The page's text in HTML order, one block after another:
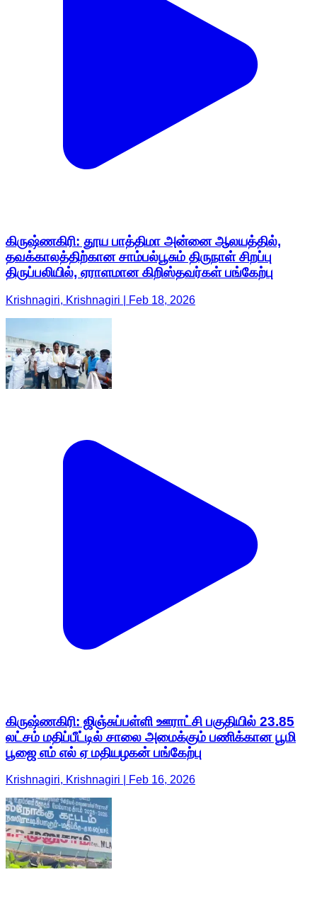
கிருஷ்ணகிரி: தூய பாத்திமா அன்னை ஆலயத்தில்,
தவக்காலத்திற்கான சாம்பல்பூசும் திருநாள் சிறப்பு
திருப்பலியில், ஏராளமான கிறிஸ்தவர்கள் பங்கேற்பு
Krishnagiri, Krishnagiri | Feb 18, 2026
கிருஷ்ணகிரி: ஜிஞ்சுப்பள்ளி ஊராட்சி பகுதியில் 23.85
லட்சம் மதிப்பீட்டில் சாலை அமைக்கும் பணிக்கான பூமி
பூஜை எம் எல் ஏ மதியழகன் பங்கேற்பு
Krishnagiri, Krishnagiri | Feb 16, 2026